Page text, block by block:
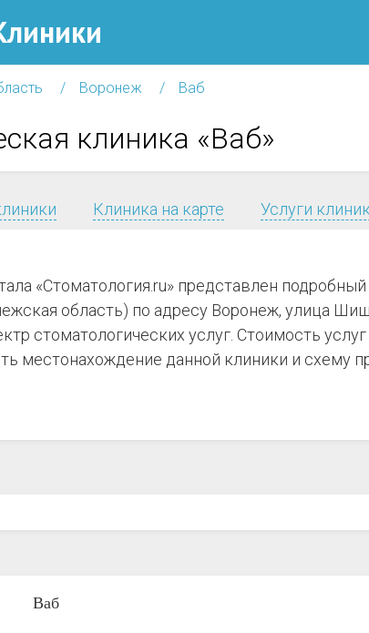
Воронеж Ваб
клиника «Ваб»
Клиника на карте Услуги
«Стоматология.ru» представлен
область) по адресу Воронеж, улица
стоматологических услуг. Стоимость
местонахождение данной клиники и схему
Ваб